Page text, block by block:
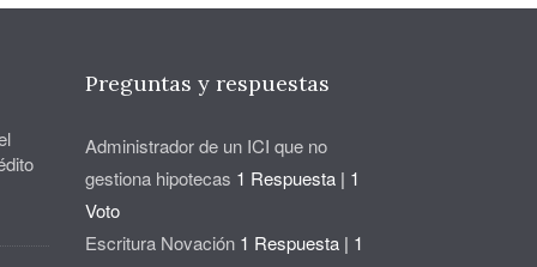
Preguntas y respuestas
Administrador de un ICI que no
gestiona hipotecas 1 Respuesta | 1
Voto
Escritura Novación 1 Respuesta | 1